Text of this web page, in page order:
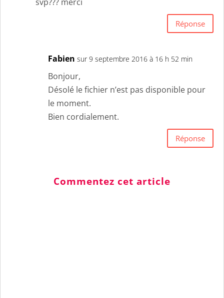
Réponse
Fabien sur 9 septembre 2016 à 16 h 52 min
Bonjour,
Désolé le fichier n’est pas disponible pour
le moment.
Bien cordialement.
Réponse
Commentez cet article